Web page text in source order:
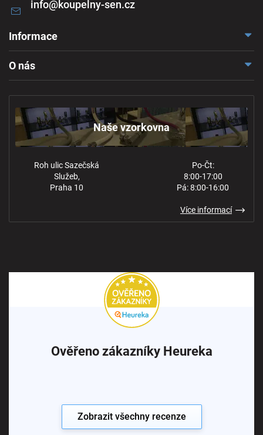
info@koupelny-sen.cz
Informace
Ochrana osobních údajů
O nás
Naše vzorkovna
Roh ulic Sazečská
Služeb,
Praha 10
Po-Čt:
8:00-17:00
Pá: 8:00-16:00
Více informací
Ověřeno zákazníky Heureka
Zobrazit všechny recenze